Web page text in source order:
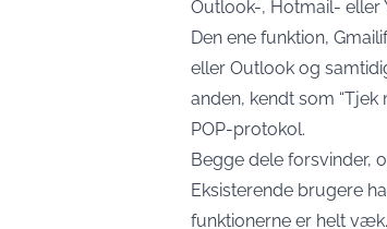
Outlook-, Hotmail- eller
Den ene funktion,
eller Outlook og
anden, kendt som
POP-protokol.
Begge dele forsvinder,
Eksisterende brugere
funktionerne er helt væk.